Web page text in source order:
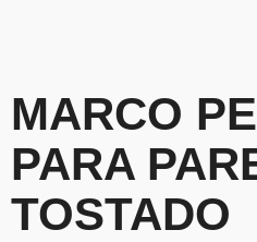
MARCO
PARA
TOSTADO